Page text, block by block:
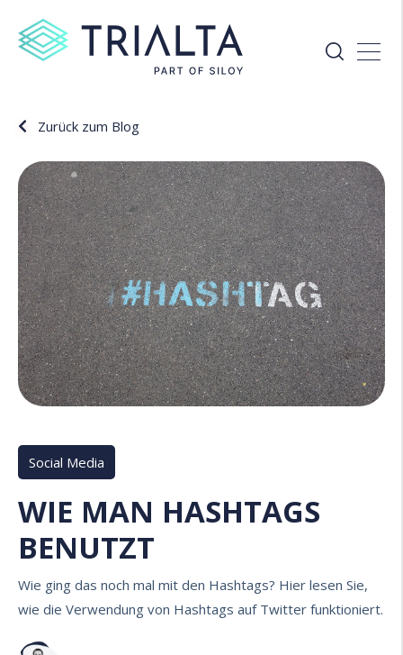
Zurück zum Blog
Social Media
WIE MAN HASHTAGS
BENUTZT
Wie ging das noch mal mit den Hashtags? Hier lesen Sie,
wie die Verwendung von Hashtags auf Twitter funktioniert.